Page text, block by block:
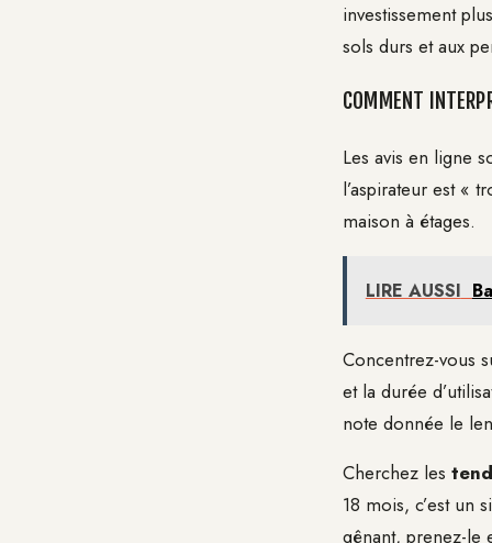
investissement
sols durs et aux
COMMENT
Les avis en ligne
l’aspirateur est «
maison à étages.
LIRE AUSSI
Concentrez-vous
et la durée
note donnée le
Cherchez les
18 mois, c’est un
gênant, prenez-le